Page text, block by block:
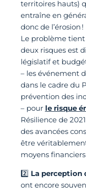
territoires hauts)
entraîne en
donc de l’érosion !
Le problème
deux risques est
législatif et
– les événement
dans le cadre du
prévention des
– pour le risque
Résilience de
des avancées
être
moyens
2️⃣ La perception
ont encore